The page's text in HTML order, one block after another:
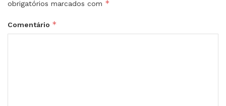
obrigatórios marcados com *
Comentário *